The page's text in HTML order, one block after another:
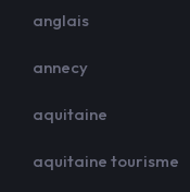
anglais
annecy
aquitaine
aquitaine tourisme